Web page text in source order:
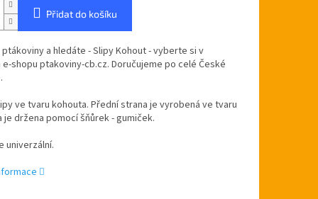
Přidat do košíku
a hledáte - Slipy Kohout - vyberte si v
shopu ptakoviny-cb.cz. Doručujeme po celé České
ve tvaru kohouta. Přední strana je vyrobená ve tvaru
je držena pomocí šňůrek - gumiček.
univerzální.